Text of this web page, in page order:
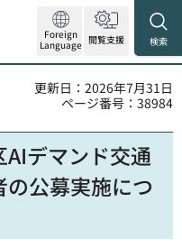
Foreign
Language 閲覧支援 検索
更新日：2026年7月31日
ページ番号：38984
AIデマンド交通
公募実施につ